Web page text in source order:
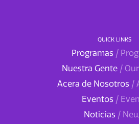
QUICK LINKS
Programas /
Nuestra Gente /
Acera de Nosotros /
Eventos /
Noticias /